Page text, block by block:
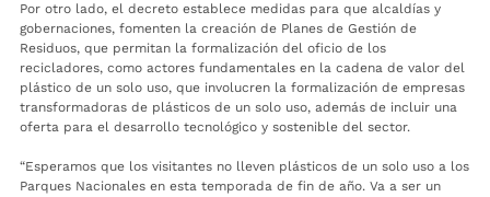
Por otro lado, el decreto establece medidas para que alcaldías y
gobernaciones, fomenten la creación de Planes de Gestión de
Residuos, que permitan la formalización del oficio de los
recicladores, como actores fundamentales en la cadena de valor del
plástico de un solo uso, que involucren la formalización de empresas
transformadoras de plásticos de un solo uso, además de incluir una
oferta para el desarrollo tecnológico y sostenible del sector.
“Esperamos que los visitantes no lleven plásticos de un solo uso a los
Parques Nacionales en esta temporada de fin de año. Va a ser un